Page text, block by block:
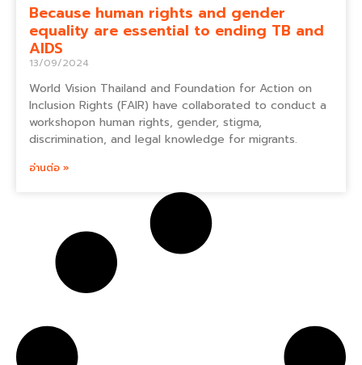
Because human rights and gender
equality are essential to ending TB and
AIDS
13/09/2024
World Vision Thailand and Foundation for Action on
Inclusion Rights (FAIR) have collaborated to conduct a
workshopon human rights, gender, stigma,
discrimination, and legal knowledge for migrants.
อ่านต่อ »